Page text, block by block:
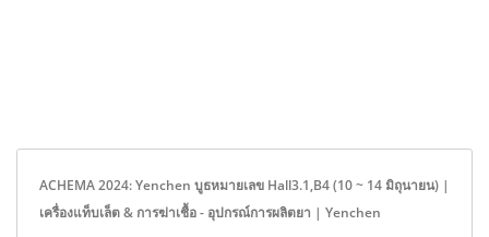
ACHEMA 2024: Yenchen บูธหมายเลข Hall3.1,B4 (10 ~ 14 มิถุนายน) |
เครื่องแท็บเล็ต & การฆ่าเชื้อ - อุปกรณ์การผลิตยา | Yenchen